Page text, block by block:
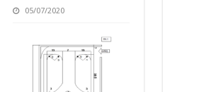
05/07/2020